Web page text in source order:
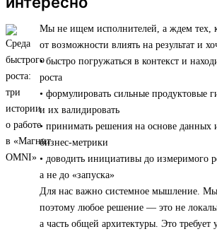
Мы не ищем исполнителей, а ждем тех,
от возможности влиять на результат и
• быстро погружаться в контекст и
роста
• формулировать сильные продуктовые
и их валидировать
• принимать решения на основе данных
бизнес-метрики
• доводить инициативы до измеримого
а не до «запуска»
Для нас важно системное мышление.
поэтому любое решение — это не
а часть общей архитектуры. Это